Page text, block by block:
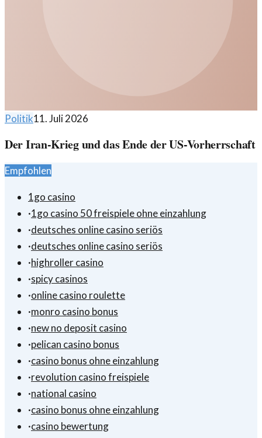
Politik11. Juli 2026
Der Iran-Krieg und das Ende der US-Vorherrschaft
Empfohlen
1go casino
·1go casino 50 freispiele ohne einzahlung
·deutsches online casino seriös
·deutsches online casino seriös
·highroller casino
·spicy casinos
·online casino roulette
·monro casino bonus
·new no deposit casino
·pelican casino bonus
·casino bonus ohne einzahlung
·revolution casino freispiele
·national casino
·casino bonus ohne einzahlung
·casino bewertung